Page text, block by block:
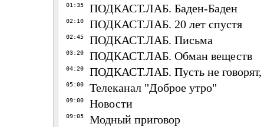
01:35 ПОДКАСТ.ЛАБ. Баден-Баден
02:10 ПОДКАСТ.ЛАБ. 20 лет спустя
02:45 ПОДКАСТ.ЛАБ. Письма
03:20 ПОДКАСТ.ЛАБ. Обман веществ
04:20 ПОДКАСТ.ЛАБ. Пусть не говорят,
05:00 Телеканал "Доброе утро"
09:00 Новости
09:05 Модный приговор